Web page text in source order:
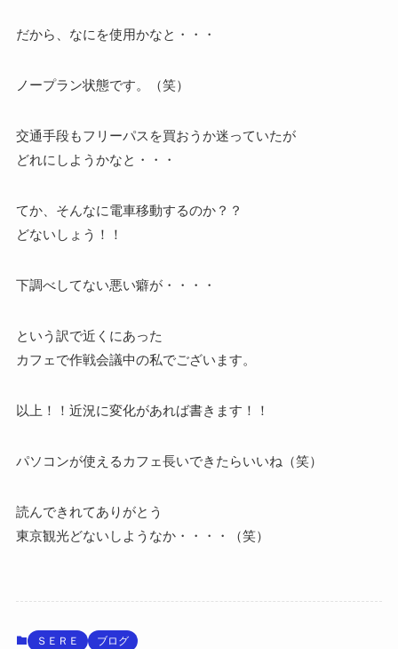
だから、なにを使用かなと・・・
ノープラン状態です。（笑）
交通手段もフリーパスを買おうか迷っていたが
どれにしようかなと・・・
てか、そんなに電車移動するのか？？
どないしょう！！
下調べしてない悪い癖が・・・・
という訳で近くにあった
カフェで作戦会議中の私でございます。
以上！！近況に変化があれば書きます！！
パソコンが使えるカフェ長いできたらいいね（笑）
読んできれてありがとう
東京観光どないしようなか・・・・（笑）
ＳＥＲＥ ブログ